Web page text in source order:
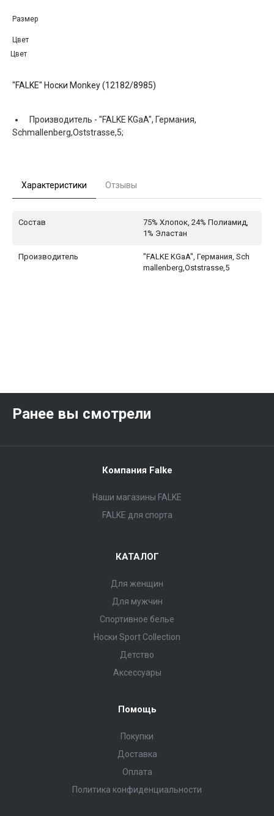
Размер
Цвет
Цвет
"FALKE" Носки Monkey (12182/8985)
Производитель - "FALKE KGaA", Германия,
Schmallenberg,Oststrasse,5;
Характеристики Отзывы
Состав
75% Хлопок, 24% Полиамид,
1% Эластан
Производитель
"FALKE KGaA", Германия, Sch
mallenberg,Oststrasse,5
Ранее вы смотрели
Компания Falke
Наши магазины FALKE
FALKE для спорта
КАТАЛОГ
Для женщин
Для мужчин
Спортивное белье
Носки Sport Collection
Детство
Аксессуары
Помощь
Покупки
Доставка
Оплата
Политика конфиденциальности